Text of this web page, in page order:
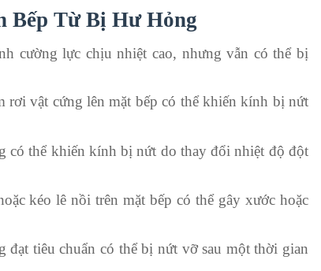
Bếp Từ Bị Hư Hỏng
cường lực chịu nhiệt cao, nhưng vẫn có thể bị
rơi vật cứng lên mặt bếp có thể khiến kính bị nứt
có thể khiến kính bị nứt do thay đổi nhiệt độ đột
kéo lê nồi trên mặt bếp có thể gây xước hoặc
tiêu chuẩn có thể bị nứt vỡ sau một thời gian